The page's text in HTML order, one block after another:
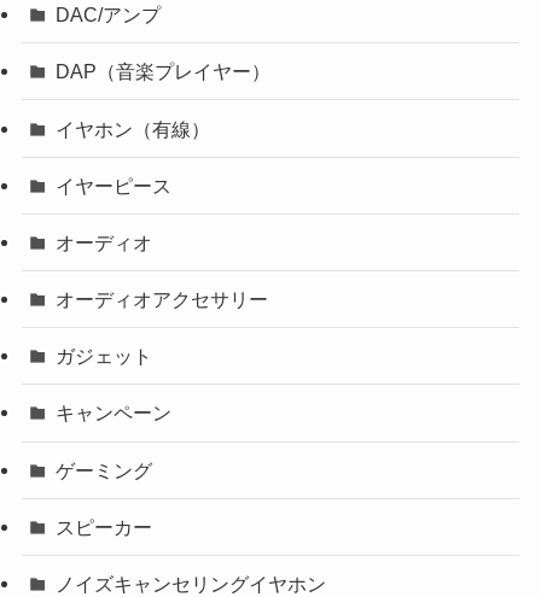
DAC/アンプ
DAP（音楽プレイヤー）
イヤホン（有線）
イヤーピース
オーディオ
オーディオアクセサリー
ガジェット
キャンペーン
ゲーミング
スピーカー
ノイズキャンセリングイヤホン